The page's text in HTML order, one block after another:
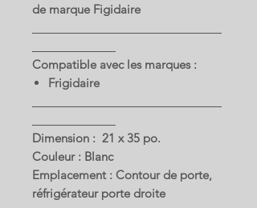
de marque Figidaire
Compatible avec les marques :
Frigidaire
Dimension : 21 x 35 po.
Couleur : Blanc
Emplacement : Contour de porte,
réfrigérateur porte droite